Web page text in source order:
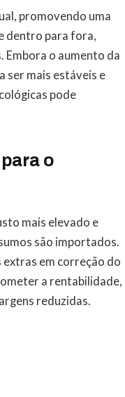
promovendo uma
dentro para fora,
Embora o aumento da
ser mais estáveis e
pode
o
mais elevado e
são importados.
em correção do
a rentabilidade,
reduzidas.